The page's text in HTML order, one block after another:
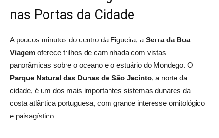
nas Portas da Cidade
A poucos minutos do centro da Figueira, a Serra da Boa
Viagem oferece trilhos de caminhada com vistas
panorâmicas sobre o oceano e o estuário do Mondego. O
Parque Natural das Dunas de São Jacinto, a norte da
cidade, é um dos mais importantes sistemas dunares da
costa atlântica portuguesa, com grande interesse ornitológico
e paisagístico.